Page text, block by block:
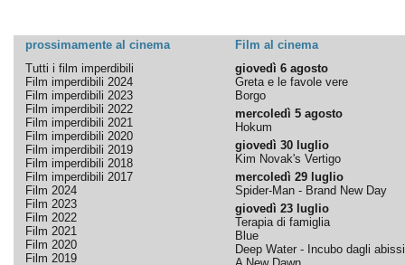
prossimamente al cinema
Film al cinema
Tutti i film imperdibili
Film imperdibili 2024
Film imperdibili 2023
Film imperdibili 2022
Film imperdibili 2021
Film imperdibili 2020
Film imperdibili 2019
Film imperdibili 2018
Film imperdibili 2017
Film 2024
Film 2023
Film 2022
Film 2021
Film 2020
Film 2019
giovedì 6 agosto
Greta e le favole vere
Borgo
mercoledì 5 agosto
Hokum
giovedì 30 luglio
Kim Novak's Vertigo
mercoledì 29 luglio
Spider-Man - Brand New Day
giovedì 23 luglio
Terapia di famiglia
Blue
Deep Water - Incubo dagli abissi